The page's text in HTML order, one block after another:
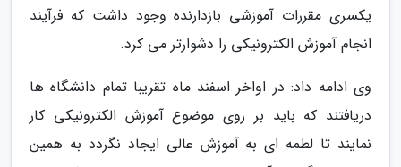
یکسری مقررات آموزشی بازدارنده وجود داشت که فرآیند
انجام آموزش الکترونیکی را دشوارتر می کرد.
وی ادامه داد: در اواخر اسفند ماه تقریبا تمام دانشگاه ها
دریافتند که باید بر روی موضوع آموزش الکترونیکی کار
نمایند تا لطمه ای به آموزش عالی ایجاد نگردد به همین